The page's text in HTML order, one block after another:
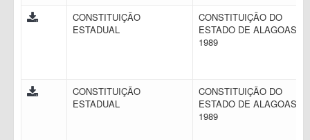
CONSTITUIÇÃO
ESTADUAL
CONSTITUIÇÃO DO
ESTADO DE ALAGOAS
1989
CONSTITUIÇÃO
ESTADUAL
CONSTITUIÇÃO DO
ESTADO DE ALAGOAS
1989